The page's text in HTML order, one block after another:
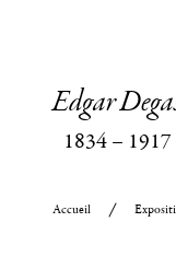
Edgar
1834– 1917
Accueil